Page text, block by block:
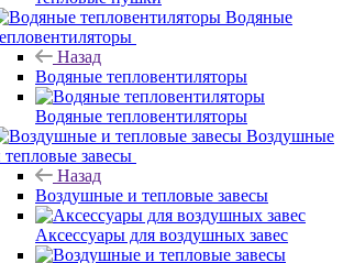
Водяные
Назад
Водяные тепловентиляторы
Водяные тепловентиляторы
Воздушные
тепловые завесы
Назад
Воздушные и тепловые завесы
Аксессуары для воздушных завес